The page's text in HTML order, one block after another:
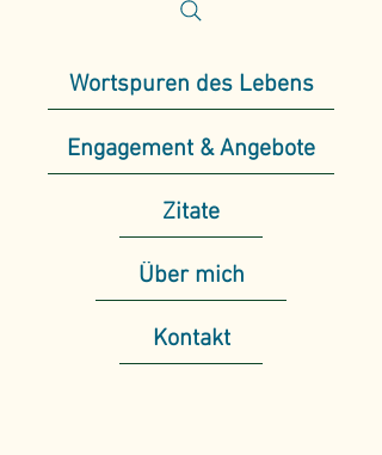
Wortspuren des Lebens
Engagement & Angebote
Zitate
Über mich
Kontakt